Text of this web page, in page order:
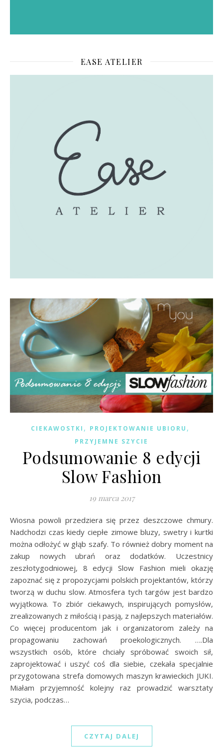
EASE ATELIER
CIEKAWOSTKI , PROJEKTOWANIE UBIORU ,
PRZYJEMNE SZYCIE
Podsumowanie 8 edycji
Slow Fashion
19 marca 2017
Wiosna powoli przedziera się przez deszczowe chmury.
Nadchodzi czas kiedy ciepłe zimowe bluzy, swetry i kurtki
można odłożyć w głąb szafy. To również dobry moment na
zakup nowych ubrań oraz dodatków. Uczestnicy
zeszłotygodniowej, 8 edycji Slow Fashion mieli okazję
zapoznać się z propozycjami polskich projektantów, którzy
tworzą w duchu slow. Atmosfera tych targów jest bardzo
wyjątkowa. To zbiór ciekawych, inspirujących pomysłów,
zrealizowanych z miłością i pasją, z najlepszych materiałów.
Co więcej producentom jak i organizatorom zależy na
propagowaniu zachowań proekologicznych. ….Dla
wszystkich osób, które chciały spróbować swoich sił,
zaprojektować i uszyć coś dla siebie, czekała specjalnie
przygotowana strefa domowych maszyn krawieckich JUKI.
Miałam przyjemność kolejny raz prowadzić warsztaty
szycia, podczas…
CZYTAJ DALEJ